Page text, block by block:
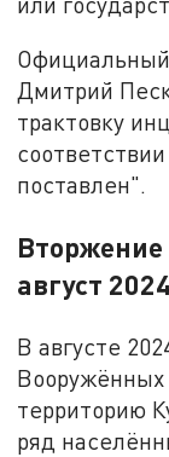
Дмитрий
трактовку
поставлен".
Вторжение
август 2024
В августе
территорию
ряд